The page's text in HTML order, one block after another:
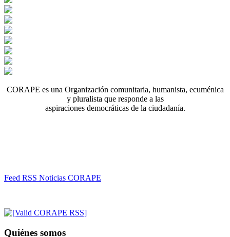
CORAPE es una Organización comunitaria, humanista, ecuménica
y pluralista que responde a las
aspiraciones democráticas de la ciudadanía.
Feed RSS Noticias CORAPE
Quiénes somos